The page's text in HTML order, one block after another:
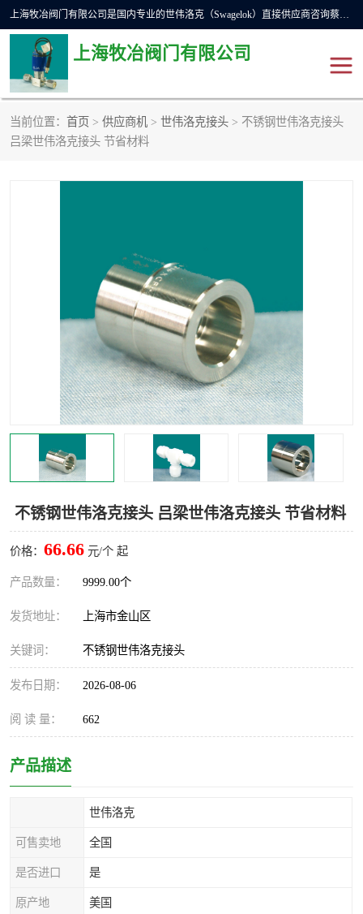
上海牧冶阀门有限公司是国内专业的世伟洛克（Swagelok）直接供应商咨询蔡工，主营世伟洛克球阀、世伟洛克针型阀、世伟洛克隔膜阀、世伟洛克旋塞阀、世伟洛克单向阀、世伟洛克接头、世伟洛克快速接头、世伟洛克卡套管、世伟洛克弯管器、世伟洛克工具等。
上海牧冶阀门有限公司
当前位置： 首页 > 供应商机 > 世伟洛克接头 > 不锈钢世伟洛克接头
吕梁世伟洛克接头 节省材料
不锈钢世伟洛克接头 吕梁世伟洛克接头 节省材料
价格： 66.66 元/个 起
产品数量： 9999.00个
发货地址： 上海市金山区
关键词： 不锈钢世伟洛克接头
发布日期： 2026-08-06
阅 读 量： 662
产品描述
世伟洛克
可售卖地 全国
是否进口 是
原产地 美国
世伟洛克
世伟洛克球阀 世伟洛克针阀
世伟洛克单向阀
美国霍克HOKE
世伟洛克针型阀 世伟洛克旋塞阀
世伟洛克卡套管 世伟洛克弯管器
世伟洛克工具 世伟洛克快速接头